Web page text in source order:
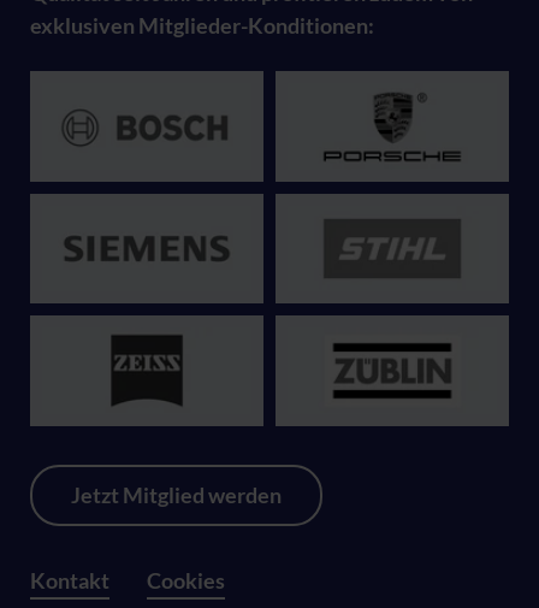
exklusiven Mitglieder-Konditionen:
Jetzt Mitglied werden
Kontakt Cookies